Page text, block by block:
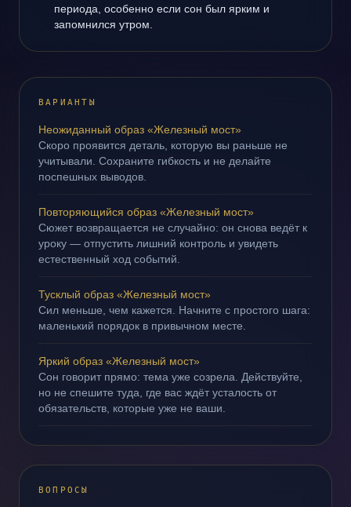
периода, особенно если сон был ярким и
запомнился утром.
ВАРИАНТЫ
Неожиданный образ «Железный мост»
Скоро проявится деталь, которую вы раньше не
учитывали. Сохраните гибкость и не делайте
поспешных выводов.
Повторяющийся образ «Железный мост»
Сюжет возвращается не случайно: он снова ведёт к
уроку — отпустить лишний контроль и увидеть
естественный ход событий.
Тусклый образ «Железный мост»
Сил меньше, чем кажется. Начните с простого шага:
маленький порядок в привычном месте.
Яркий образ «Железный мост»
Сон говорит прямо: тема уже созрела. Действуйте,
но не спешите туда, где вас ждёт усталость от
обязательств, которые уже не ваши.
ВОПРОСЫ